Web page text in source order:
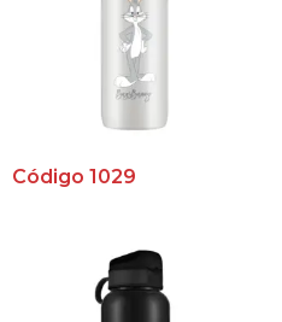
Código 1029